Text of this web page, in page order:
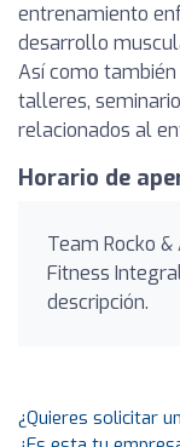
entrenamiento
desarrollo
Así como
talleres,
relacionados al
Horario de
Team Rocko
Fitness
descripción.
¿Quieres solicitar